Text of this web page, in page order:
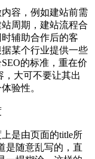
容，例如建站前需
周期，建站流程合
辅助合作后的客
某个行业提供一些
的标准，重在价
，大可不要让其出
验性。
是由页面的title所
是随意乱写的，直